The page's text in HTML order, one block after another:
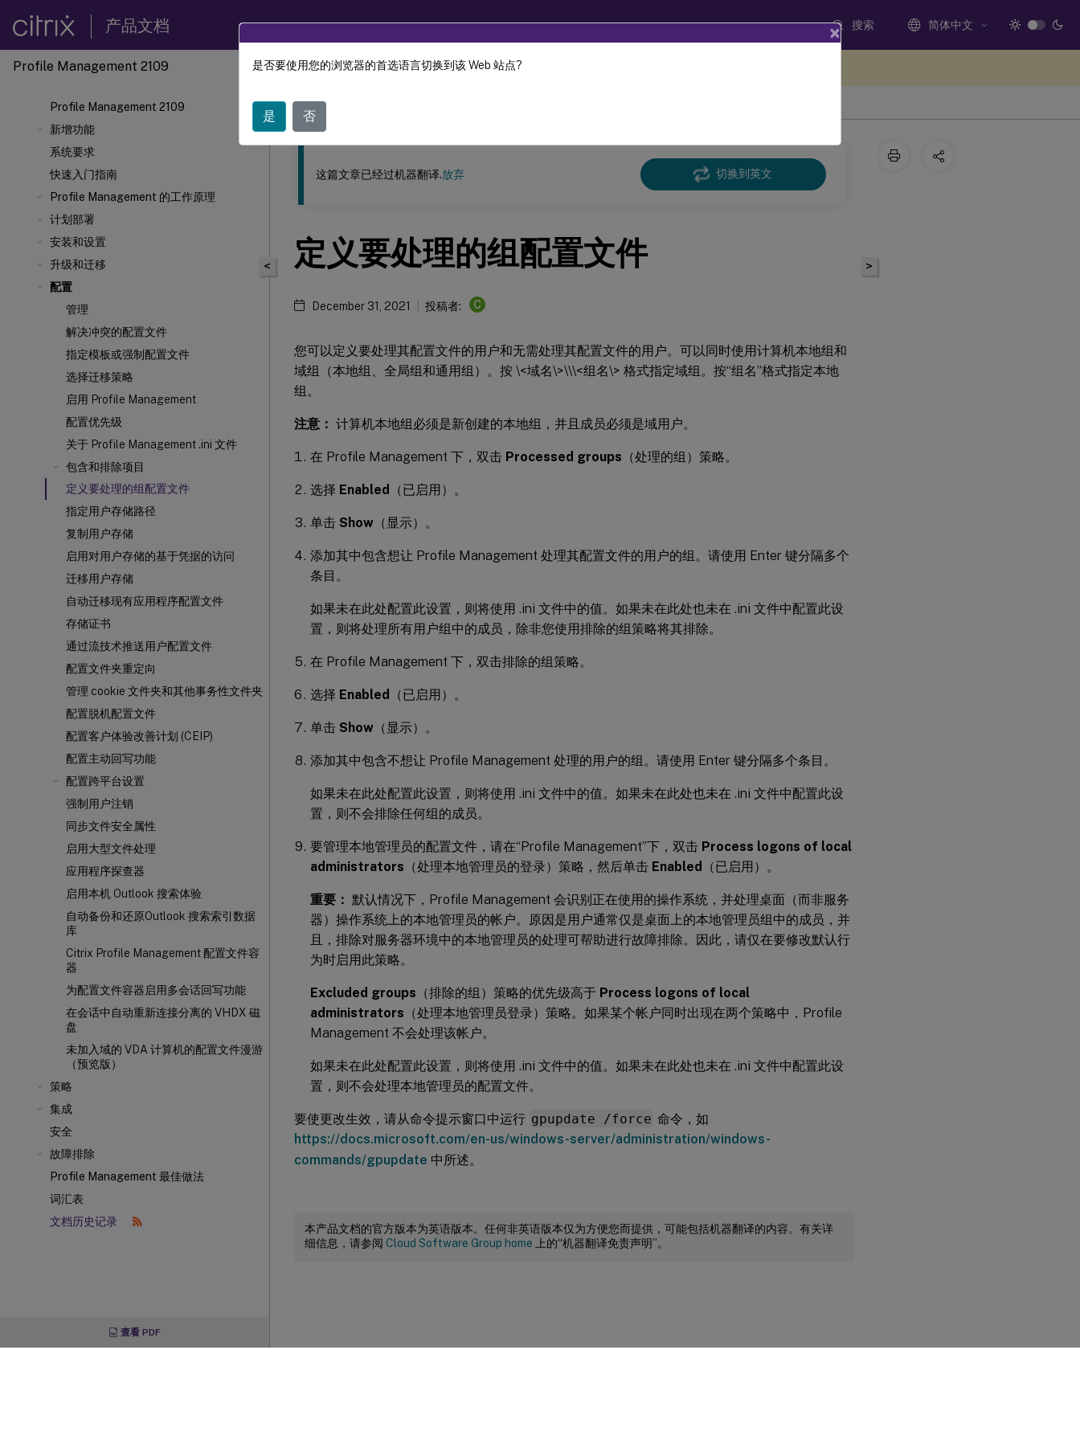
产品文档 搜索 简体中文
Profile Management 2109
Profile Management 2109
新增功能
系统要求
快速入门指南
Profile Management 的工作原理
计划部署
安装和设置
升级和迁移
配置
管理
解决冲突的配置文件
指定模板或强制配置文件
选择迁移策略
启用 Profile Management
配置优先级
关于 Profile Management .ini 文件
包含和排除项目
定义要处理的组配置文件
指定用户存储路径
复制用户存储
启用对用户存储的基于凭据的访问
迁移用户存储
自动迁移现有应用程序配置文件
存储证书
通过流技术推送用户配置文件
配置文件夹重定向
管理 cookie 文件夹和其他事务性文件夹
配置脱机配置文件
配置客户体验改善计划 (CEIP)
配置主动回写功能
配置跨平台设置
强制用户注销
同步文件安全属性
启用大型文件处理
应用程序探查器
启用本机 Outlook 搜索体验
自动备份和还原Outlook 搜索索引数据
库
Citrix Profile Management 配置文件容
器
为配置文件容器启用多会话回写功能
在会话中自动重新连接分离的 VHDX 磁
盘
未加入域的 VDA 计算机的配置文件漫游
（预览版）
策略
集成
安全
故障排除
Profile Management 最佳做法
词汇表
文档历史记录
查看 PDF
此内容已经过机器动态翻译。
<
这篇文章已经过机器翻译.放弃 切换到英文
定义要处理的组配置文件
December 31, 2021 投稿者: C
您可以定义要处理其配置文件的用户和无需处理其配置文件的用户。可以同时使用计算机本地组和
域组（本地组、全局组和通用组）。按 \<域名\>\\\<组名\> 格式指定域组。按“组名”格式指定本地
组。
注意： 计算机本地组必须是新创建的本地组，并且成员必须是域用户。
在 Profile Management 下，双击 Processed groups （处理的组）策略。
选择 Enabled （已启用）。
单击 Show （显示）。
添加其中包含想让 Profile Management 处理其配置文件的用户的组。请使用 Enter 键分隔多个
条目。
如果未在此处配置此设置，则将使用 .ini 文件中的值。如果未在此处也未在 .ini 文件中配置此设
置，则将处理所有用户组中的成员，除非您使用排除的组策略将其排除。
在 Profile Management 下，双击排除的组策略。
选择 Enabled （已启用）。
单击 Show （显示）。
添加其中包含不想让 Profile Management 处理的用户的组。请使用 Enter 键分隔多个条目。
如果未在此处配置此设置，则将使用 .ini 文件中的值。如果未在此处也未在 .ini 文件中配置此设
置，则不会排除任何组的成员。
要管理本地管理员的配置文件，请在“Profile Management”下，双击 Process logons of local
administrators （处理本地管理员的登录）策略，然后单击 Enabled （已启用）。
重要： 默认情况下，Profile Management 会识别正在使用的操作系统，并处理桌面（而非服务
器）操作系统上的本地管理员的帐户。原因是用户通常仅是桌面上的本地管理员组中的成员，并
且，排除对服务器环境中的本地管理员的处理可帮助进行故障排除。因此，请仅在要修改默认行
为时启用此策略。
Excluded groups （排除的组）策略的优先级高于 Process logons of local
administrators （处理本地管理员登录）策略。如果某个帐户同时出现在两个策略中，Profile
Management 不会处理该帐户。
如果未在此处配置此设置，则将使用 .ini 文件中的值。如果未在此处也未在 .ini 文件中配置此设
置，则不会处理本地管理员的配置文件。
要使更改生效，请从命令提示窗口中运行 gpupdate /force 命令，如
https://docs.microsoft.com/en-us/windows-server/administration/windows-
commands/gpupdate 中所述。
本产品文档的官方版本为英语版本。任何非英语版本仅为方便您而提供，可能包括机器翻译的内容。有关详
细信息，请参阅 Cloud Software Group home 上的“机器翻译免责声明”。
>
×
是否要使用您的浏览器的首选语言切换到该 Web 站点?
是 否